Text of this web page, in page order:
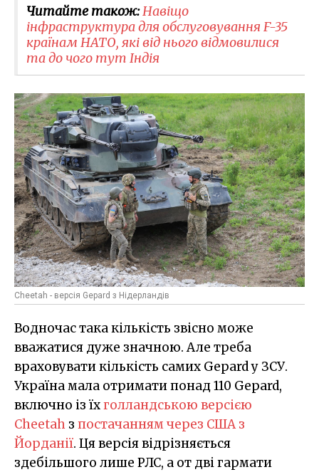
Читайте також:Навіщо
інфраструктура для обслуговування F-35
країнам НАТО, які від нього відмовилися
та до чого тут Індія
Cheetah - версія Gepard з Нідерландів
Водночас така кількість звісно може
вважатися дуже значною. Але треба
враховувати кількість самих Gepard у ЗСУ.
Україна мала отримати понад 110 Gepard,
включно із їхголландською версією
Cheetah з постачанням через США з
Йорданії. Ця версія відрізняється
здебільшого лише РЛС, а от дві гармати